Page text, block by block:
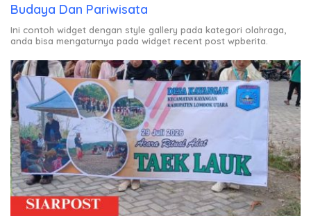
Budaya Dan Pariwisata
Ini contoh widget dengan style gallery pada kategori olahraga,
anda bisa mengaturnya pada widget recent post wpberita.